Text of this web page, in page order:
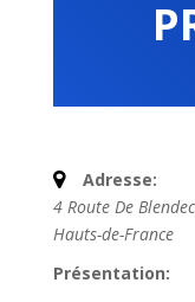
Adresse:
4 Route De
Hauts-de-France
Présentation: